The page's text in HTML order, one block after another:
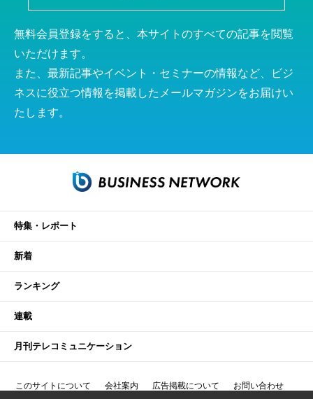
無料会員登録をすると、本サイトのすべての記事を閲覧
いただけます。
また、最新記事やイベント・セミナーの情報など、ビジ
ネスに役立つ情報を掲載したメールマガジンをお届けい
たします。
特集・レポート
新着
ランキング
連載
月刊テレコミュニケーション
このサイトについて 会社案内 広告掲載について お問い合わせ